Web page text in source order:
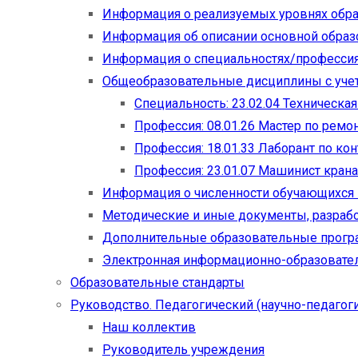
Информация о реализуемых уровнях
Информация об описании основной
Информация о специальностях/
Общеобразовательные дисциплины с
Специальность: 23.02.04
Профессия: 08.01.26 Мастер по
Профессия: 18.01.33 Лаборант по
Профессия: 23.01.07 Машинист
Информация о численности
Методические и иные документы,
Дополнительные образовательные
Электронная информационно-
Образовательные стандарты
Руководство. Педагогический (научно-
Наш коллектив
Руководитель учреждения